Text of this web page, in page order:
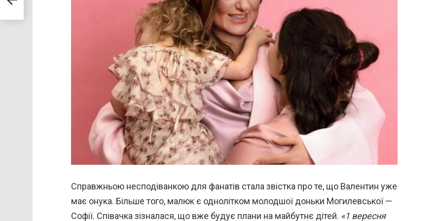
Справжньою несподіванкою для фанатів стала звістка про те, що Валентин уже
має онука. Більше того, малюк є однолітком молодшої доньки Могилевської —
Софії. Співачка зізналася, що вже будує плани на майбутнє дітей. «1 вересня